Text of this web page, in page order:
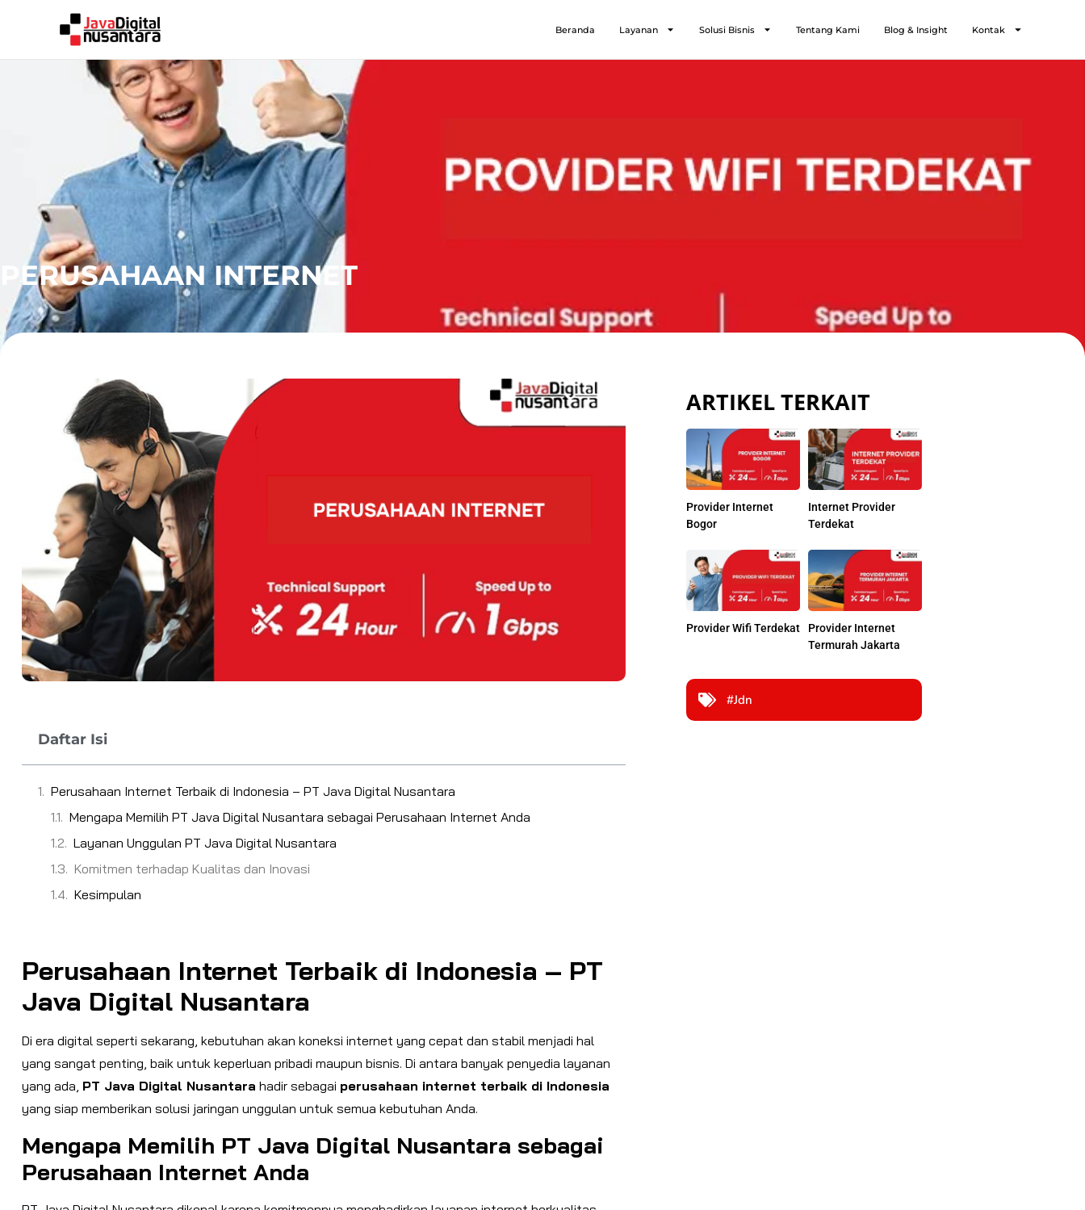
Beranda Layanan Solusi Bisnis Tentang Kami Blog & Insight Kontak
PERUSAHAAN INTERNET
Daftar Isi
Perusahaan Internet Terbaik di Indonesia – PT Java Digital Nusantara
Mengapa Memilih PT Java Digital Nusantara sebagai Perusahaan Internet Anda
Layanan Unggulan PT Java Digital Nusantara
Komitmen terhadap Kualitas dan Inovasi
Kesimpulan
Perusahaan Internet Terbaik di Indonesia – PT
Java Digital Nusantara
Di era digital seperti sekarang, kebutuhan akan koneksi internet yang cepat dan stabil menjadi hal
yang sangat penting, baik untuk keperluan pribadi maupun bisnis. Di antara banyak penyedia layanan
yang ada, PT Java Digital Nusantara hadir sebagai perusahaan internet terbaik di Indonesia
yang siap memberikan solusi jaringan unggulan untuk semua kebutuhan Anda.
Mengapa Memilih PT Java Digital Nusantara sebagai
Perusahaan Internet Anda
ARTIKEL TERKAIT
Provider Internet
Bogor
Internet Provider
Terdekat
Provider Wifi Terdekat
Provider Internet
Termurah Jakarta
#jdn